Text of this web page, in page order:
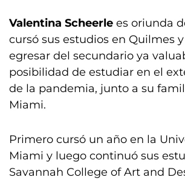
Valentina Scheerle es oriunda
cursó sus estudios en Quilmes
egresar del secundario ya
posibilidad de estudiar en el
de la pandemia, junto a su
Miami.
Primero cursó un año en la
Miami y luego continuó sus
Savannah College of Art and